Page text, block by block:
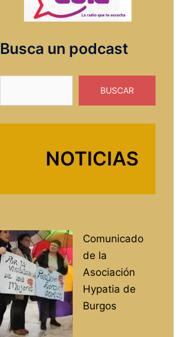
Busca un podcast
BUSCAR
NOTICIAS
Comunicado
de la
Asociación
Hypatia de
Burgos